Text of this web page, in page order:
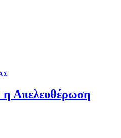
η Απελευθέρωση